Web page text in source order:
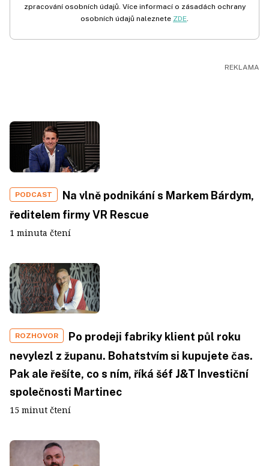
zpracování osobních údajů. Více informací o zásadách ochrany
osobních údajů naleznete ZDE.
PODCAST
Na vlně podnikání s Markem Bárdym,
ředitelem firmy VR Rescue
1 minuta čtení
ROZHOVOR
Po prodeji fabriky klient půl roku
nevylezl z županu. Bohatstvím si kupujete čas.
Pak ale řešíte, co s ním, říká šéf J&T Investiční
společnosti Martinec
15 minut čtení